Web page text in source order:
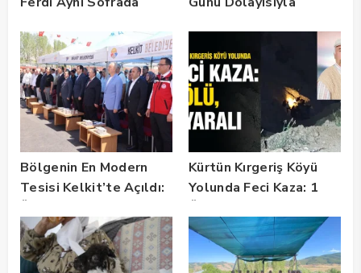
Gerçekleştirildi
Bölgenin En Modern
Tesisi Kelkit’te Açıldı:
Kürtün Kırgeriş Köyü
Yolunda Feci Kaza: 1